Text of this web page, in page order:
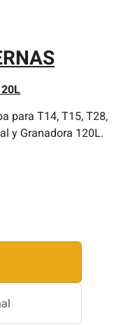
para T14, T15, T28,
y Granadora 120L.